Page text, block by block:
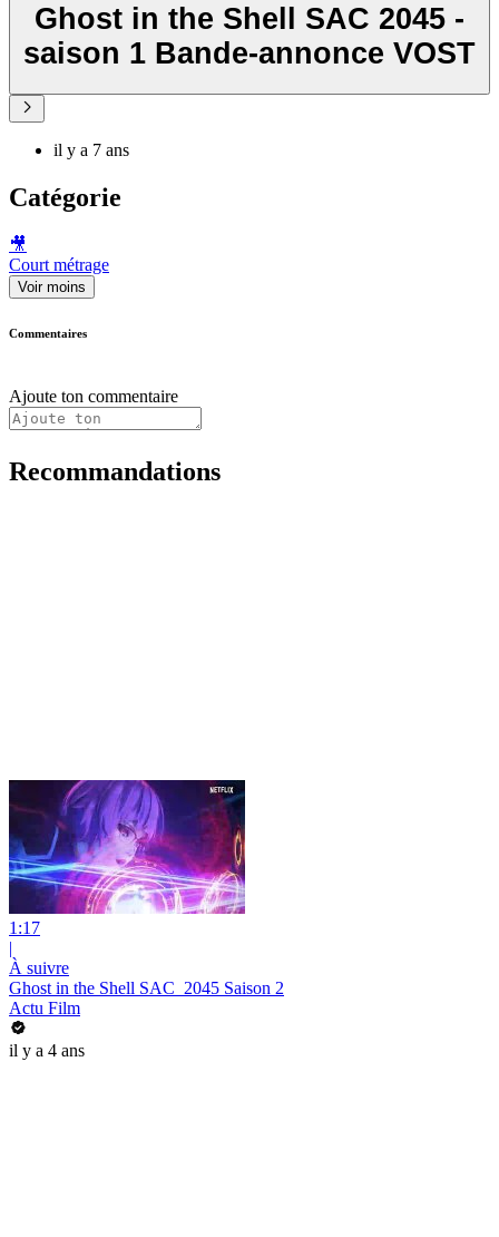
Ghost in the Shell SAC 2045 -
saison 1 Bande-annonce VOST
il y a 7 ans
Catégorie
🎥
Court métrage
Voir moins
Commentaires
Ajoute ton commentaire
Recommandations
1:17
|
À suivre
Ghost in the Shell SAC_2045 Saison 2
Actu Film
il y a 4 ans